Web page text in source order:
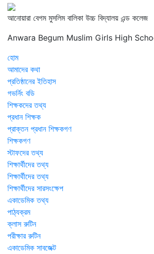
আনোয়ারা বেগম মুসলিম বালিকা উচ্চ বিদ্যালয় এন্ড কলেজ
Anwara Begum Muslim Girls High
হোম
আমাদের কথা
প্রতিষ্ঠানের ইতিহাস
গভর্নিং বডি
শিক্ষকদের তথ্য
প্রধান শিক্ষক
প্রাক্তন প্রধান শিক্ষকগণ
শিক্ষকগণ
স্টাফদের তথ্য
শিক্ষার্থীদের তথ্য
শিক্ষার্থীদের তথ্য
শিক্ষার্থীদের সারসংক্ষেপ
একাডেমিক তথ্য
পাঠ্যক্রম
ক্লাস রুটিন
পরীক্ষার রুটিন
একাডেমিক সাবজেক্ট